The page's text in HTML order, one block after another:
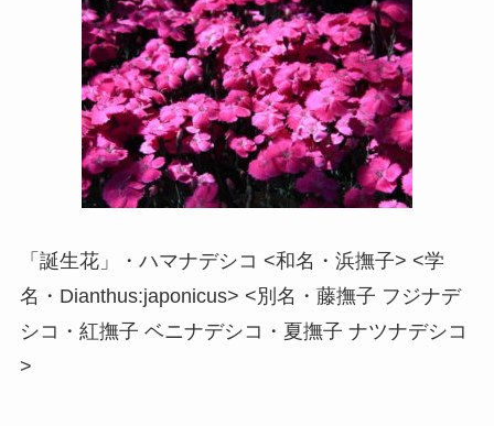
「誕生花」・ハマナデシコ <和名・浜撫子> <学
名・Dianthus:japonicus> <別名・藤撫子 フジナデ
シコ・紅撫子 ベニナデシコ・夏撫子 ナツナデシコ
>